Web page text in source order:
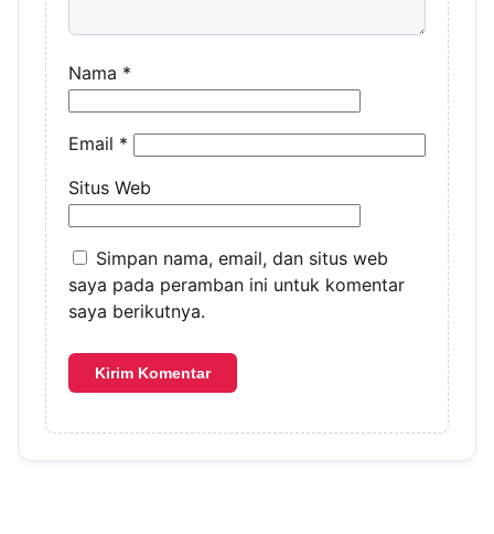
Nama *
Email *
Situs Web
Simpan nama, email, dan situs web
saya pada peramban ini untuk komentar
saya berikutnya.